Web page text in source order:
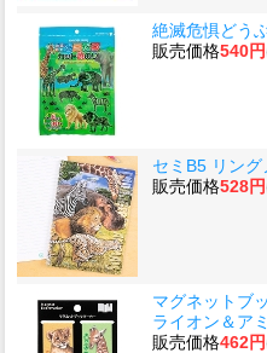
絶滅危惧どう
販売価格540円
セミB5 リン
販売価格528円
マグネットブ
ライオン＆ア
販売価格462円